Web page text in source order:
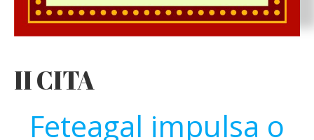
II CITA
Feteagal impulsa o